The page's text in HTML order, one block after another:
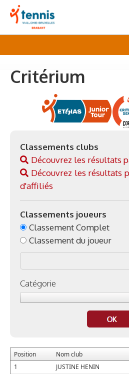
Critérium
Classements clubs
Découvrez les résultats
Découvrez les résultats
d'affiliés
Classements joueurs
Classement Complet
Classement du joueur
Catégorie
Position Nom club
1 JUSTINE HENIN